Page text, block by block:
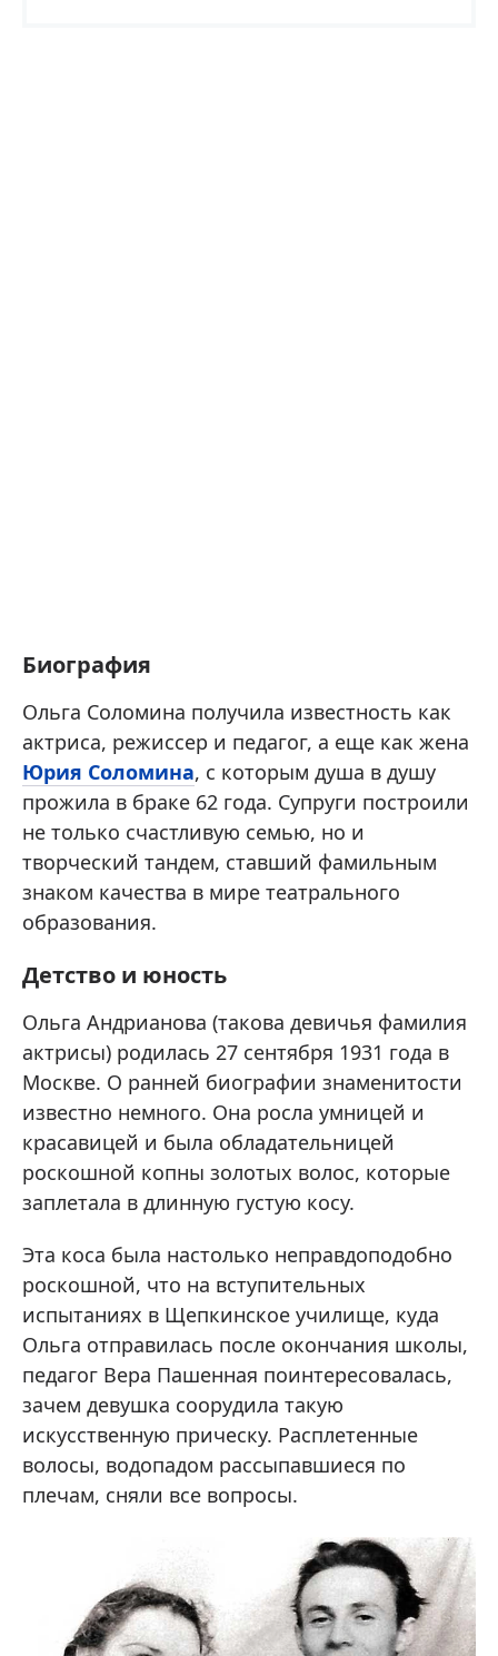
Биография
Ольга Соломина получила известность как
актриса, режиссер и педагог, а еще как жена
Юрия Соломина, с которым душа в душу
прожила в браке 62 года. Супруги построили
не только счастливую семью, но и
творческий тандем, ставший фамильным
знаком качества в мире театрального
образования.
Детство и юность
Ольга Андрианова (такова девичья фамилия
актрисы) родилась 27 сентября 1931 года в
Москве. О ранней биографии знаменитости
известно немного. Она росла умницей и
красавицей и была обладательницей
роскошной копны золотых волос, которые
заплетала в длинную густую косу.
Эта коса была настолько неправдоподобно
роскошной, что на вступительных
испытаниях в Щепкинское училище, куда
Ольга отправилась после окончания школы,
педагог Вера Пашенная поинтересовалась,
зачем девушка соорудила такую
искусственную прическу. Расплетенные
волосы, водопадом рассыпавшиеся по
плечам, сняли все вопросы.